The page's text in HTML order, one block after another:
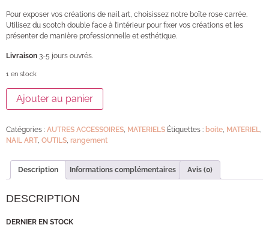
Pour exposer vos créations de nail art, choisissez notre boîte rose carrée.
Utilisez du scotch double face à l’intérieur pour fixer vos créations et les
présenter de manière professionnelle et esthétique.
Livraison 3-5 jours ouvrés.
1 en stock
Ajouter au panier
Catégories : AUTRES ACCESSOIRES MATERIELS Étiquettes : boite MATERIEL
NAIL ART, OUTILS rangement
Description Informations complémentaires Avis (0)
DESCRIPTION
DERNIER EN STOCK